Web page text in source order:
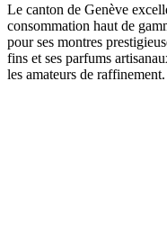
Le canton de Genève
consommation haut de
pour ses montres
fins et ses parfums
les amateurs de raffinement.